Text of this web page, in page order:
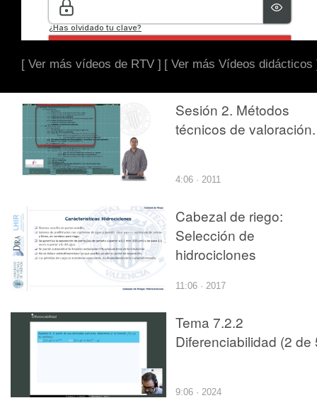
[ Ver más vídeos de RTV ] [ Ver más Vídeos didácticos
Sesión 2. Métodos
técnicos de valoración.
4:06 · 2011
Cabezal de riego:
Selección de
hidrociclones
11:06 · 2017
Tema 7.2.2
Diferenciabilidad (2 de
9:06 · 2024